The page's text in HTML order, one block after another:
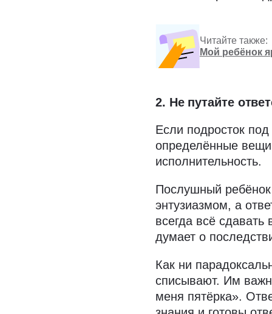
Читайте также:
Мой ребёнок
2. Не путайте
Если подросток
определённые
исполнительность.
Послушный
энтузиазмом, а
всегда всё
думает о
Как ни
списывают. Им
меня пятёрка».